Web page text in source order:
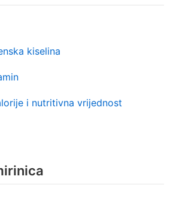
kiselina
i nutritivna vrijednost